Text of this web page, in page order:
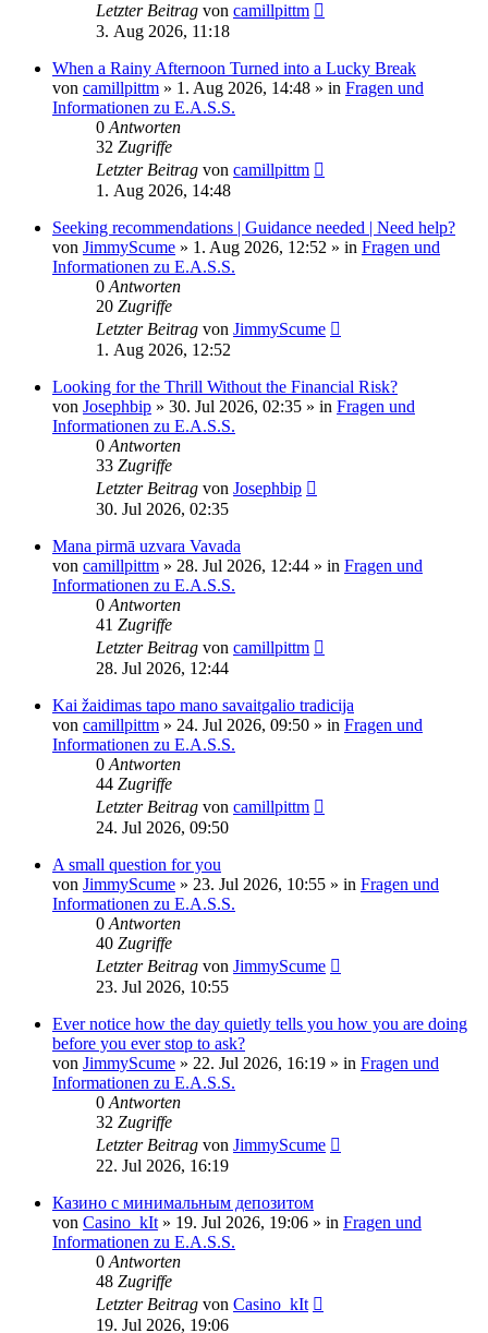
Letzter Beitrag von camillpittm
3. Aug 2026, 11:18
When a Rainy Afternoon Turned into a Lucky Break
von camillpittm » 1. Aug 2026, 14:48 » in Fragen und
Informationen zu E.A.S.S.
0Antworten
32 Zugriffe
Letzter Beitrag von camillpittm
1. Aug 2026, 14:48
Seeking recommendations | Guidance needed | Need help?
von JimmyScume » 1. Aug 2026, 12:52 » in Fragen und
Informationen zu E.A.S.S.
0Antworten
20 Zugriffe
Letzter Beitrag von JimmyScume
1. Aug 2026, 12:52
Looking for the Thrill Without the Financial Risk?
von Josephbip » 30. Jul 2026, 02:35 » in Fragen und
Informationen zu E.A.S.S.
0Antworten
33 Zugriffe
Letzter Beitrag von Josephbip
30. Jul 2026, 02:35
Mana pirmā uzvara Vavada
von camillpittm » 28. Jul 2026, 12:44 » in Fragen und
Informationen zu E.A.S.S.
0Antworten
41 Zugriffe
Letzter Beitrag von camillpittm
28. Jul 2026, 12:44
Kai žaidimas tapo mano savaitgalio tradicija
von camillpittm » 24. Jul 2026, 09:50 » in Fragen und
Informationen zu E.A.S.S.
0Antworten
44 Zugriffe
Letzter Beitrag von camillpittm
24. Jul 2026, 09:50
A small question for you
von JimmyScume » 23. Jul 2026, 10:55 » in Fragen und
Informationen zu E.A.S.S.
0Antworten
40 Zugriffe
Letzter Beitrag von JimmyScume
23. Jul 2026, 10:55
Ever notice how the day quietly tells you how you are doing
before you ever stop to ask?
von JimmyScume » 22. Jul 2026, 16:19 » in Fragen und
Informationen zu E.A.S.S.
0Antworten
32 Zugriffe
Letzter Beitrag von JimmyScume
22. Jul 2026, 16:19
Казино с минимальным депозитом
von Casino_kIt» 19. Jul 2026, 19:06 » in Fragen und
Informationen zu E.A.S.S.
0Antworten
48 Zugriffe
Letzter Beitrag von Casino_kIt
19. Jul 2026, 19:06